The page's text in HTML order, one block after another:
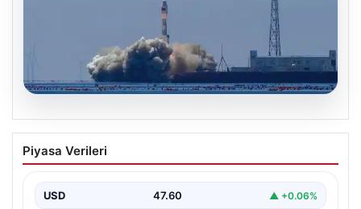
05.08.2026
Çin, 2 hiperspektral görüntüleme
uydusunu denizden uzaya fırlattı
Piyasa Verileri
USD 47.60 ▲ +0.06%